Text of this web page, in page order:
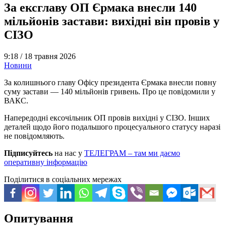
За ексглаву ОП Єрмака внесли 140
мільйонів застави: вихідні він провів у
СІЗО
9:18 / 18 травня 2026
Новини
За колишнього главу Офісу президента Єрмака внесли повну
суму застави — 140 мільйонів гривень. Про це повідомили у
ВАКС.
Напередодні ексочільник ОП провів вихідні у СІЗО. Інших
деталей щодо його подальшого процесуального статусу наразі
не повідомляють.
Підписуйтесь на нас у ТЕЛЕГРАМ – там ми даємо
оперативну інформацію
Поділитися в соціальних мережах
Опитування